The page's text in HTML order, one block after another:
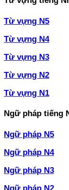
Từ vựng N5
Từ vựng N4
Từ vựng N3
Từ vựng N2
Từ vựng N1
Ngữ pháp tiếng
Ngữ pháp N5
Ngữ pháp N4
Ngữ pháp N3